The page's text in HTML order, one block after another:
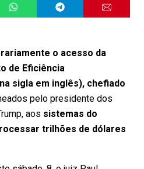
o acesso da
de Eficiência
sigla em inglês), chefiado
pelo presidente dos
aos sistemas do
trilhões de dólares